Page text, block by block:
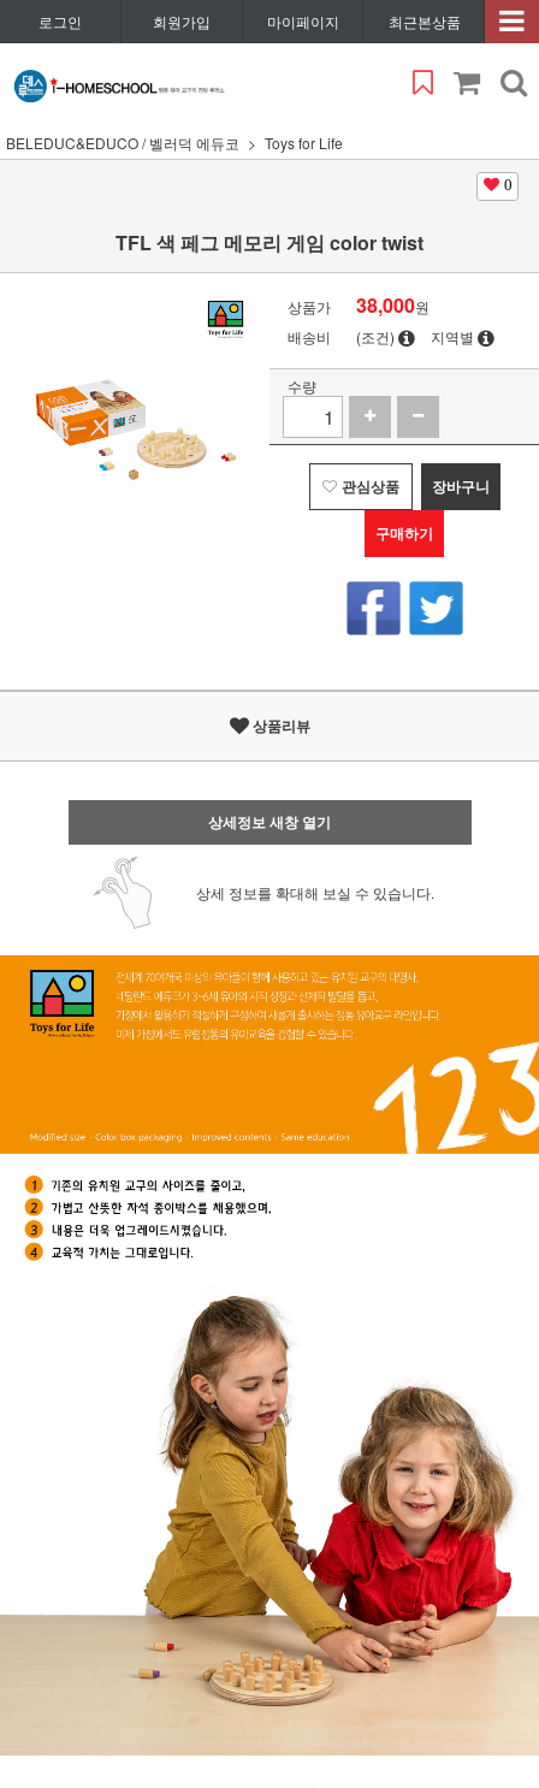
로그인 회원가입 마이페이지 최근본상품
BELEDUC&EDUCO / 벨러덕 에듀코 Toys for Life
0
TFL 색 페그 메모리 게임 color twist
상품가 38,000원
배송비
(조건) 지역별
수량
관심상품 장바구니
구매하기
상품리뷰
상세정보 새창 열기
상세 정보를 확대해 보실 수 있습니다.